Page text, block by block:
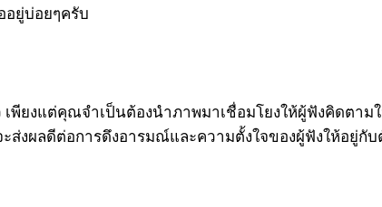
อยู่บ่อยๆครับ
พียงแต่คุณจำเป็นต้องนำภาพมาเชื่อมโยงให้ผู้ฟังคิดตา
ส่งผลดีต่อการดึงอารมณ์และความตั้งใจของผู้ฟังให้อยู่กั